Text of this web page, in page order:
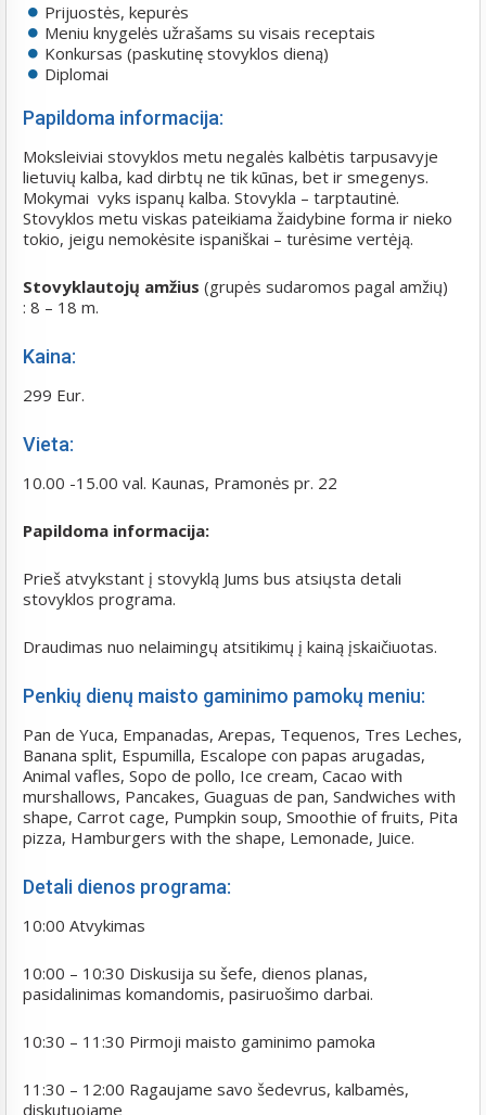
Prijuostės, kepurės
Meniu knygelės užrašams su visais receptais
Konkursas (paskutinę stovyklos dieną)
Diplomai
Papildoma informacija:
Moksleiviai stovyklos metu negalės kalbėtis tarpusavyje
lietuvių kalba, kad dirbtų ne tik kūnas, bet ir smegenys.
Mokymai vyks ispanų kalba. Stovykla – tarptautinė.
Stovyklos metu viskas pateikiama žaidybine forma ir nieko
tokio, jeigu nemokėsite ispaniškai – turėsime vertėją.
Stovyklautojų amžius (grupės sudaromos pagal amžių)
: 8 – 18 m.
Kaina:
299 Eur.
Vieta:
10.00 -15.00 val. Kaunas, Pramonės pr. 22
Papildoma informacija:
Prieš atvykstant į stovyklą Jums bus atsiųsta detali
stovyklos programa.
Draudimas nuo nelaimingų atsitikimų į kainą įskaičiuotas.
Penkių dienų maisto gaminimo pamokų meniu:
Pan de Yuca, Empanadas, Arepas, Tequenos, Tres Leches,
Banana split, Espumilla, Escalope con papas arugadas,
Animal vafles, Sopo de pollo, Ice cream, Cacao with
murshallows, Pancakes, Guaguas de pan, Sandwiches with
shape, Carrot cage, Pumpkin soup, Smoothie of fruits, Pita
pizza, Hamburgers with the shape, Lemonade, Juice.
Detali dienos programa:
10:00 Atvykimas
10:00 – 10:30 Diskusija su šefe, dienos planas,
pasidalinimas komandomis, pasiruošimo darbai.
10:30 – 11:30 Pirmoji maisto gaminimo pamoka
11:30 – 12:00 Ragaujame savo šedevrus, kalbamės,
diskutuojame